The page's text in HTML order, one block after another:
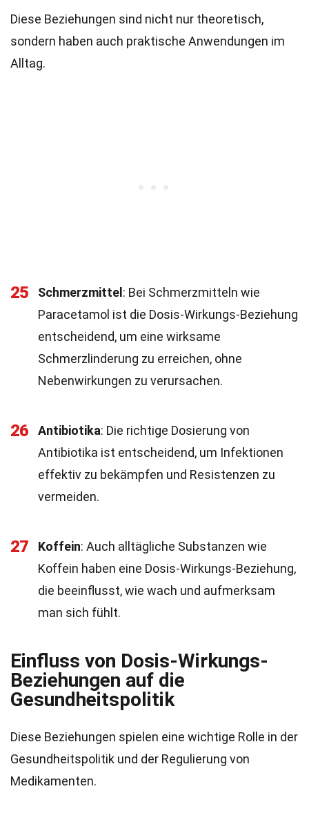
Diese Beziehungen sind nicht nur theoretisch,
sondern haben auch praktische Anwendungen im
Alltag.
25 Schmerzmittel : Bei Schmerzmitteln wie
Paracetamol ist die Dosis-Wirkungs-Beziehung
entscheidend, um eine wirksame
Schmerzlinderung zu erreichen, ohne
Nebenwirkungen zu verursachen.
26 Antibiotika: Die richtige Dosierung von
Antibiotika ist entscheidend, um Infektionen
effektiv zu bekämpfen und Resistenzen zu
vermeiden.
27 Koffein: Auch alltägliche Substanzen wie
Koffein haben eine Dosis-Wirkungs-Beziehung,
die beeinflusst, wie wach und aufmerksam
man sich fühlt.
Einfluss von Dosis-Wirkungs-
Beziehungen auf die
Gesundheitspolitik
Diese Beziehungen spielen eine wichtige Rolle in der
Gesundheitspolitik und der Regulierung von
Medikamenten.